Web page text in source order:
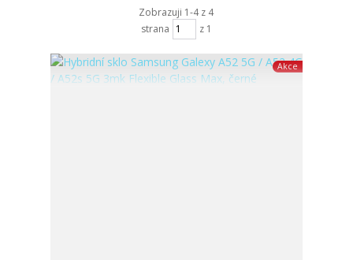
Zobrazuji 1-4 z 4
strana
z 1
Akce